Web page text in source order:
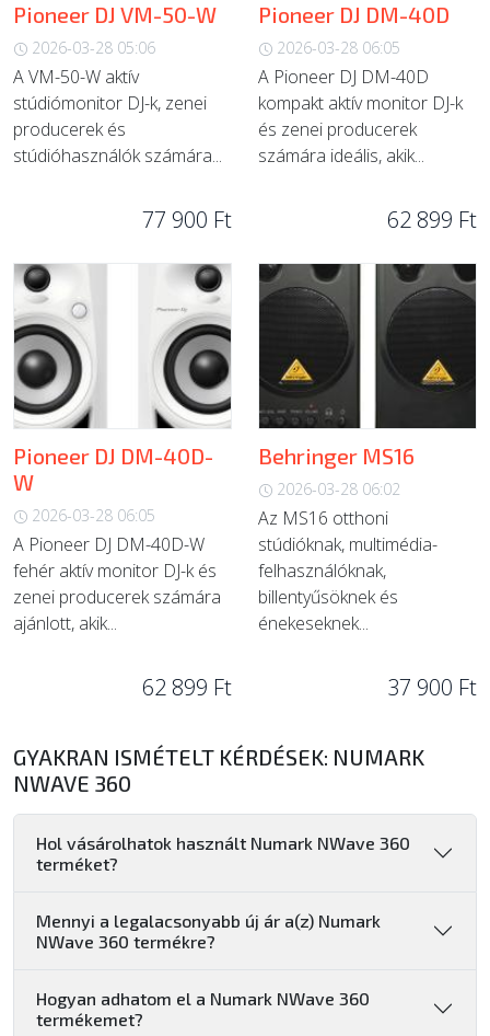
Pioneer DJ VM-50-W
2026-03-28 05:06
A VM-50-W aktív
stúdiómonitor DJ-k, zenei
producerek és
stúdióhasználók számára...
77 900 Ft
Pioneer DJ DM-40D
2026-03-28 06:05
A Pioneer DJ DM-40D
kompakt aktív monitor DJ-k
és zenei producerek
számára ideális, akik...
62 899 Ft
Pioneer DJ DM-40D-
W
2026-03-28 06:05
A Pioneer DJ DM-40D-W
fehér aktív monitor DJ-k és
zenei producerek számára
ajánlott, akik...
62 899 Ft
Behringer MS16
2026-03-28 06:02
Az MS16 otthoni
stúdióknak, multimédia-
felhasználóknak,
billentyűsöknek és
énekeseknek...
37 900 Ft
GYAKRAN ISMÉTELT KÉRDÉSEK: NUMARK
NWAVE 360
Hol vásárolhatok használt Numark NWave 360
terméket?
Mennyi a legalacsonyabb új ár a(z) Numark
NWave 360 termékre?
Hogyan adhatom el a Numark NWave 360
termékemet?